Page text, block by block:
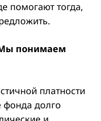
помогают тогда,
понимаем
платности
фонда долго